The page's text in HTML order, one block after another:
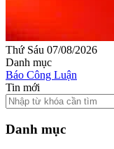
Thứ Sáu 07/08/2026
Danh mục
Báo Công Luận
Tin mới
Danh mục